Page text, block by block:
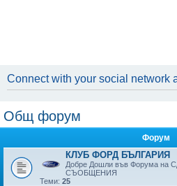
Connect with your social network
Общ форум
Форум
КЛУБ ФОРД БЪЛГАРИЯ
Добре Дошли във Форума на
СЪОБЩЕНИЯ
Теми: 25